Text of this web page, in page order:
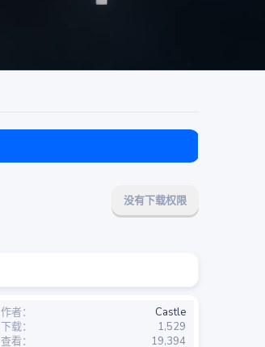
没有下载权限
作者
Castle
下载
1,529
查看
19,394